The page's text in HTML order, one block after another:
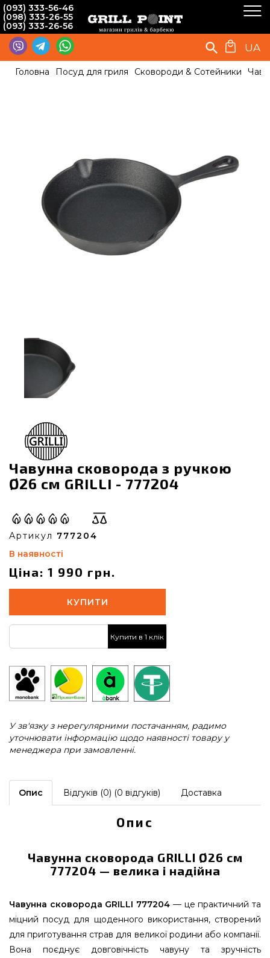
(093) 333-56-46
(098) 333-26-55
(093) 333-26-56
UA
Головна Посуд для гриля Сковороди & Сотейники
Чавунна сковорода з ручкою
Ø26 см GRILLI - 777204
Артикул 777204
В наявності
Ціна: 1 990 грн.
КУПИТИ
Купити в 1 клік
У зв'язку з нерегулярними постачанням, радимо
уточнювати інформацію щодо наявності товару у
менеджера при замовленні.
Опис Відгуків (0) (0 відгуків) Доставка
Опис
Чавунна сковорода GRILLI Ø26 см
777204 — велика і надійна
Чавунна сковорода GRILLI 777204 — це практичний та
міцний посуд для щоденного використання, створений
для приготування страв для великої родини або компанії.
Вона поєднує довговічність чавуну та зручність